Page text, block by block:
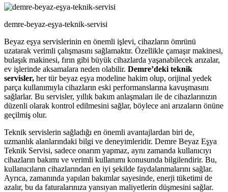
demre-beyaz-eşya-teknik-servisi
Beyaz eşya servislerinin en önemli işlevi, cihazların ömrünü
uzatarak verimli çalışmasını sağlamaktır. Özellikle çamaşır makinesi,
bulaşık makinesi, fırın gibi büyük cihazlarda yaşanabilecek arızalar,
ev işlerinde aksamalara neden olabilir. Demre’deki teknik
servisler, her tür beyaz eşya modeline hakim olup, orijinal yedek
parça kullanımıyla cihazların eski performanslarına kavuşmasını
sağlarlar. Bu servisler, yıllık bakım anlaşmaları ile de cihazlarınızın
düzenli olarak kontrol edilmesini sağlar, böylece ani arızaların önüne
geçilmiş olur.
Teknik servislerin sağladığı en önemli avantajlardan biri de,
uzmanlık alanlarındaki bilgi ve deneyimleridir. Demre Beyaz Eşya
Teknik Servisi, sadece onarım yapmaz, aynı zamanda kullanıcıyı
cihazların bakımı ve verimli kullanımı konusunda bilgilendirir. Bu,
kullanıcıların cihazlarından en iyi şekilde faydalanmalarını sağlar.
Ayrıca, zamanında yapılan bakımlar sayesinde, enerji tüketimi de
azalır, bu da faturalarınıza yansıyan maliyetlerin düşmesini sağlar.